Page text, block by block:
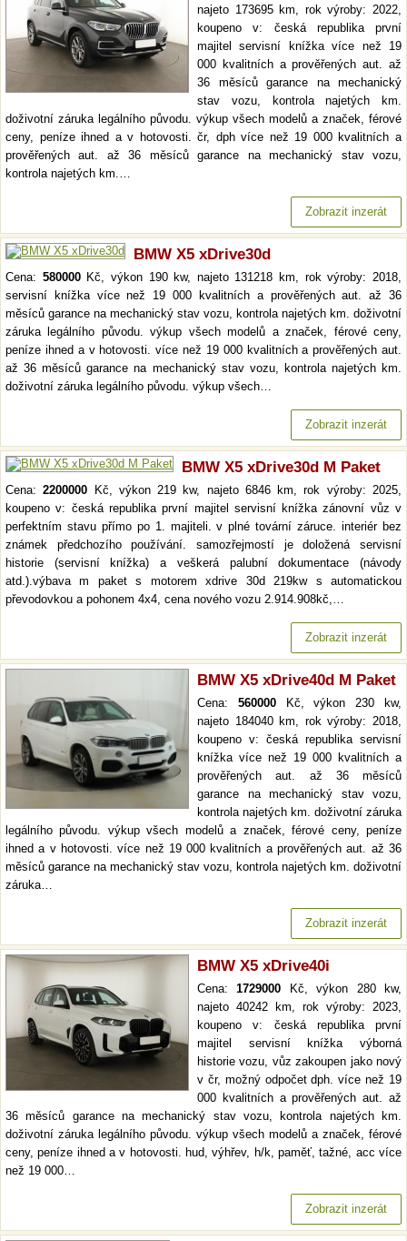
najeto 173695 km, rok výroby: 2022,
koupeno v: česká republika první
majitel servisní knížka více než 19
000 kvalitních a prověřených aut. až
36 měsíců garance na mechanický
stav vozu, kontrola najetých km.
doživotní záruka legálního původu. výkup všech modelů a značek, férové
ceny, peníze ihned a v hotovosti. čr, dph více než 19 000 kvalitních a
prověřených aut. až 36 měsíců garance na mechanický stav vozu,
kontrola najetých km.…
Zobrazit inzerát
BMW X5 xDrive30d
Cena: 580000Kč, výkon 190 kw, najeto 131218 km, rok výroby: 2018,
servisní knížka více než 19 000 kvalitních a prověřených aut. až 36
měsíců garance na mechanický stav vozu, kontrola najetých km. doživotní
záruka legálního původu. výkup všech modelů a značek, férové ceny,
peníze ihned a v hotovosti. více než 19 000 kvalitních a prověřených aut.
až 36 měsíců garance na mechanický stav vozu, kontrola najetých km.
doživotní záruka legálního původu. výkup všech…
Zobrazit inzerát
BMW X5 xDrive30d M Paket
Cena:2200000 Kč, výkon 219 kw, najeto 6846 km, rok výroby: 2025,
koupeno v: česká republika první majitel servisní knížka zánovní vůz v
perfektním stavu přímo po 1. majiteli. v plné tovární záruce. interiér bez
známek předchozího používání. samozřejmostí je doložená servisní
historie (servisní knížka) a veškerá palubní dokumentace (návody
atd.).výbava m paket s motorem xdrive 30d 219kw s automatickou
převodovkou a pohonem 4x4, cena nového vozu 2.914.908kč,…
Zobrazit inzerát
BMW X5 xDrive40d M Paket
Cena: 560000Kč, výkon 230 kw,
najeto 184040 km, rok výroby: 2018,
koupeno v: česká republika servisní
knížka více než 19 000 kvalitních a
prověřených aut. až 36 měsíců
garance na mechanický stav vozu,
kontrola najetých km. doživotní záruka
legálního původu. výkup všech modelů a značek, férové ceny, peníze
ihned a v hotovosti. více než 19 000 kvalitních a prověřených aut. až 36
měsíců garance na mechanický stav vozu, kontrola najetých km. doživotní
záruka…
Zobrazit inzerát
BMW X5 xDrive40i
Cena:1729000 Kč, výkon 280 kw,
najeto 40242 km, rok výroby: 2023,
koupeno v: česká republika první
majitel servisní knížka výborná
historie vozu, vůz zakoupen jako nový
v čr, možný odpočet dph. více než 19
000 kvalitních a prověřených aut. až
36 měsíců garance na mechanický stav vozu, kontrola najetých km.
doživotní záruka legálního původu. výkup všech modelů a značek, férové
ceny, peníze ihned a v hotovosti. hud, výhřev, h/k, paměť, tažné, acc více
než 19 000…
Zobrazit inzerát